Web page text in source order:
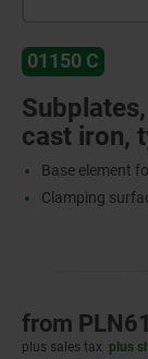
01150 C
cast iron,
Base element
Clamping
from
plus sales tax plus